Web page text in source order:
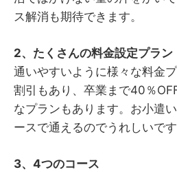
ス解消も期待できます。
2、たくさんの料金設定プラン
通いやすいように様々な料金
割引もあり、卒業まで40％
なプランもあります。お小遣
ースで通えるのでうれしいです
3、4つのコース